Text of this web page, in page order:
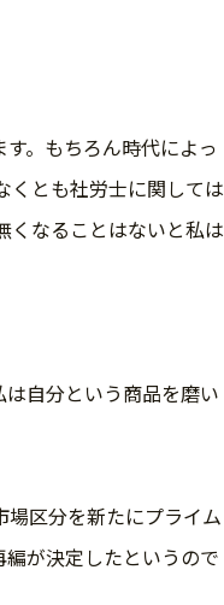
。もちろん時代によっ
くとも社労士に関しては
くなることはないと私は
自分という商品を磨い
区分を新たにプライム
が決定したというので